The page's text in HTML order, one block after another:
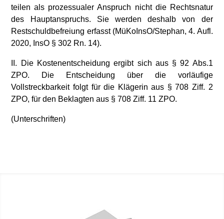
teilen als prozessualer Anspruch nicht die Rechtsnatur
des Hauptanspruchs. Sie werden deshalb von der
Restschuldbefreiung erfasst (MüKoInsO/Stephan, 4. Aufl.
2020, InsO § 302 Rn. 14).
II. Die Kostenentscheidung ergibt sich aus § 92 Abs.1
ZPO. Die Entscheidung über die vorläufige
Vollstreckbarkeit folgt für die Klägerin aus § 708 Ziff. 2
ZPO, für den Beklagten aus § 708 Ziff. 11 ZPO.
(Unterschriften)